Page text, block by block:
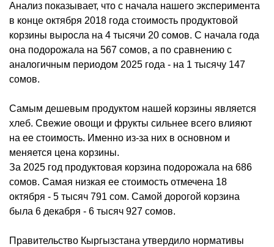
Анализ показывает, что с начала нашего эксперимента
в конце октября 2018 года стоимость продуктовой
корзины выросла на 4 тысячи 20 сомов. С начала года
она подорожала на 567 сомов, а по сравнению с
аналогичным периодом 2025 года - на 1 тысячу 147
сомов.
Самым дешевым продуктом нашей корзины является
хлеб. Свежие овощи и фрукты сильнее всего влияют
на ее стоимость. Именно из-за них в основном и
меняется цена корзины.
За 2025 год продуктовая корзина подорожала на 686
сомов. Самая низкая ее стоимость отмечена 18
октября - 5 тысяч 791 сом. Самой дорогой корзина
была 6 декабря - 6 тысяч 927 сомов.
Правительство Кыргызстана утвердило нормативы